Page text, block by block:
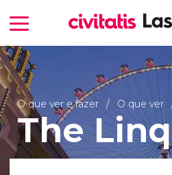
O que ver e fazer O que ver
The Linq